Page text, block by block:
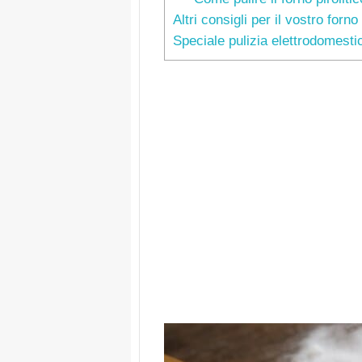
Altri consigli per il vostro forno
Speciale pulizia